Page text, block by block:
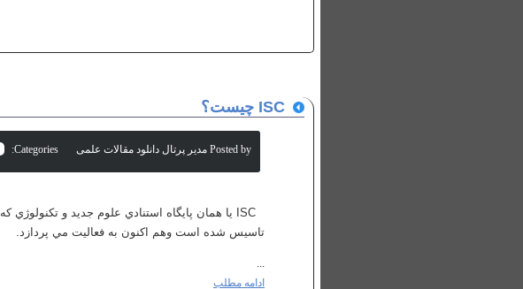
ISC چيست؟
Posted by مدیر پرتال دانلود مقالات علمی Categories:
تاسيس شده است وهم اكنون به فعاليت مي پردازد.
...
ادامه مطلب